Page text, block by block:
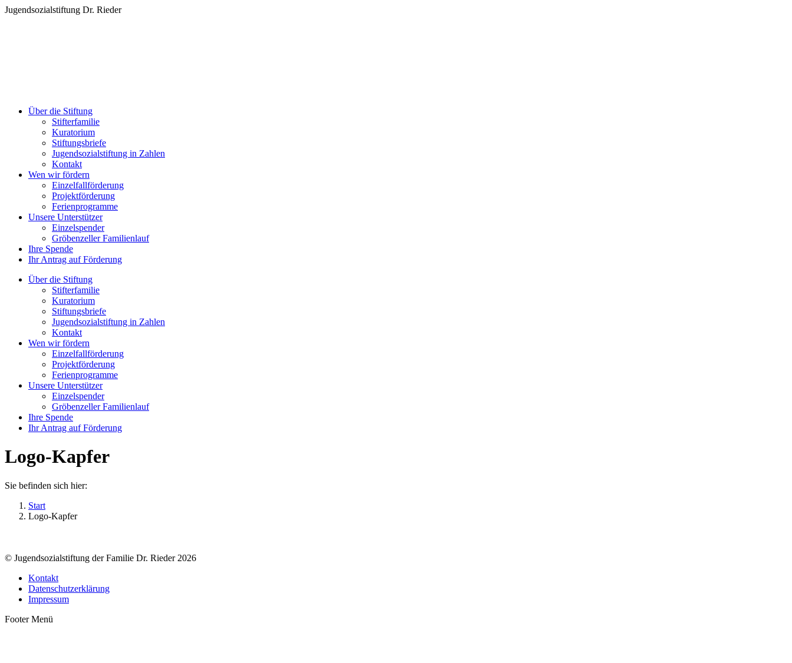
Zum
Jugendsozialstiftung Dr. Rieder
Über die Stiftung
Stifterfamilie
Kuratorium
Stiftungsbriefe
Jugendsozialstiftung in Zahlen
Kontakt
Wen wir fördern
Einzelfallförderung
Projektförderung
Ferienprogramme
Unsere Unterstützer
Einzelspender
Gröbenzeller Familienlauf
Ihre Spende
Ihr Antrag auf Förderung
Über die Stiftung
Stifterfamilie
Kuratorium
Stiftungsbriefe
Jugendsozialstiftung in Zahlen
Kontakt
Wen wir fördern
Einzelfallförderung
Projektförderung
Ferienprogramme
Unsere Unterstützer
Einzelspender
Gröbenzeller Familienlauf
Ihre Spende
Ihr Antrag auf Förderung
Logo-Kapfer
Sie befinden sich hier:
Start
Logo-Kapfer
© Jugendsozialstiftung der Familie Dr. Rieder 2026
Kontakt
Datenschutzerklärung
Impressum
Footer Menü